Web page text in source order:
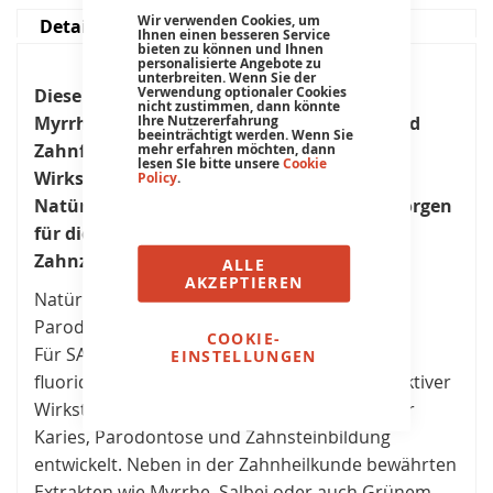
Wir verwenden Cookies, um
Ihnen einen besseren Service
bieten zu können und Ihnen
personalisierte Angebote zu
unterbreiten. Wenn Sie der
Verwendung optionaler Cookies
nicht zustimmen, dann könnte
Ihre Nutzererfahrung
beeinträchtigt werden. Wenn Sie
mehr erfahren möchten, dann
lesen SIe bitte unsereCookie
Policy.
ALLE
AKZEPTIEREN
COOKIE-
EINSTELLUNGEN
Details
Diese Zahncreme mit natürlich-herbem
Myrrhearoma pflegt und schützt Zähne und
Zahnfleisch mit einem klinisch getesteten
Wirkstoffkomplex aus Myrrhe und Xylit.
Natürliche Putzkörper aus echter Kreide sorgen
für die sanfte Reinigung der Zähne und
Zahnzwischenräume.
Natürlicher Wirkstoffkomplex gegen Karies,
Parodontose und Zahnsteinbildung:
Für SANTE dental med wurde erstmals ein
fluoridfreier, aber dennoch nachweislich effektiver
Wirkstoff auf natürlicher Basis zum Schutz vor
Karies, Parodontose und Zahnsteinbildung
entwickelt. Neben in der Zahnheilkunde bewährten